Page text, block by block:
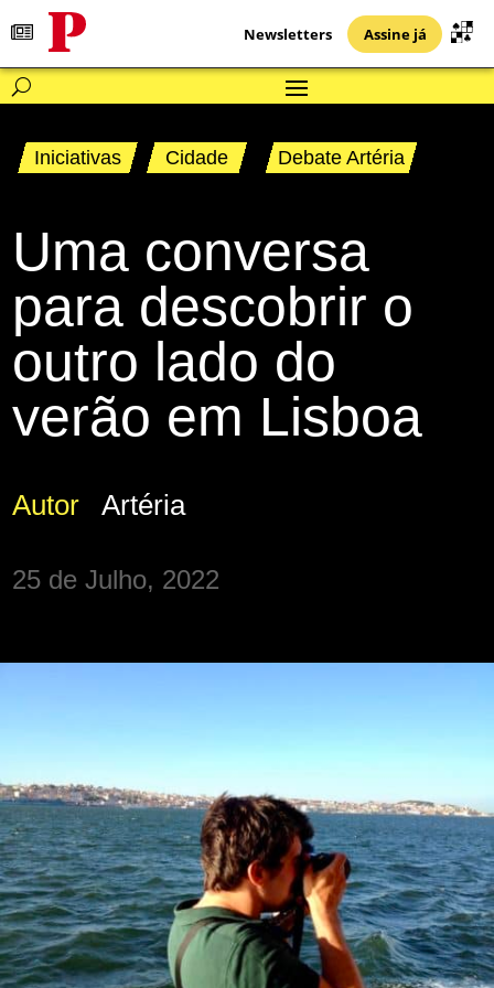
Newsletters Assine já
Iniciativas Cidade Debate Artéria
Uma conversa
para descobrir o
outro lado do
verão em Lisboa
Autor Artéria
25 de Julho, 2022